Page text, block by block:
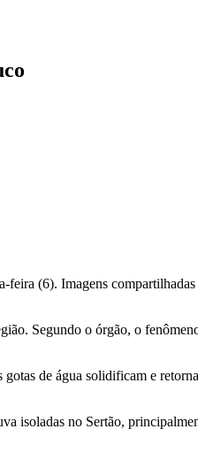
(6). Imagens compartilhadas
Segundo o órgão, o
de água solidificam e
no Sertão,